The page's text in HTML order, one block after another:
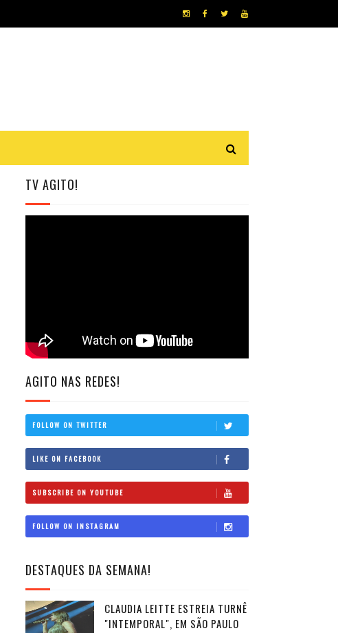
TV AGITO!
AGITO NAS REDES!
FOLLOW ON TWITTER
LIKE ON FACEBOOK
SUBSCRIBE ON YOUTUBE
FOLLOW ON INSTAGRAM
DESTAQUES DA SEMANA!
CLAUDIA LEITTE ESTREIA TURNÊ
"INTEMPORAL", EM SÃO PAULO